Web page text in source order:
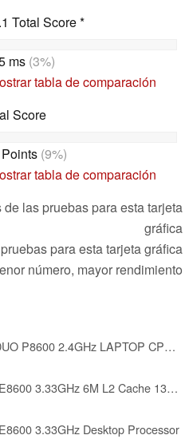
Total Score *
ms (3%)
tabla de comparación
Score
(9%)
tabla de comparación
las pruebas para esta tarjeta
gráfica
para esta tarjeta gráfica
número, mayor rendimiento
INTEL CORE 2 DUO P8600 2.4GHz LAPTOP CPU PROCESSOR 3M 1066MHz AW80577P8600 SLB3S
Intel Core 2 Duo E8600 3.33GHz 6M L2 Cache 1333MHz LGA775 Desktop Processor
3.33GHz Desktop Processor